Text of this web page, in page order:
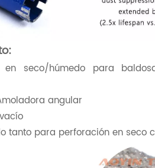
seco/húmedo para
angular
tanto para perforación en seco